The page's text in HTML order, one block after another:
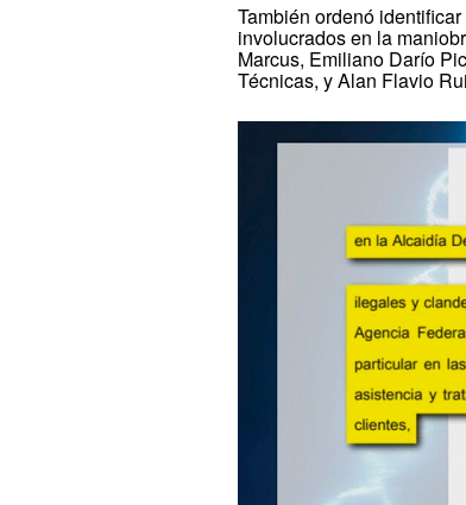
También ordenó
involucrados en la
Marcus, Emiliano Darío
Técnicas, y Alan Flavio